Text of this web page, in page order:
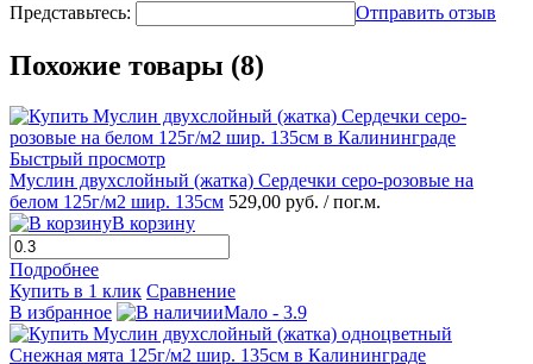
Представьтесь: Отправить отзыв
Похожие товары (8)
Быстрый просмотр
Муслин двухслойный (жатка) Сердечки серо-розовые на
белом 125г/м2 шир. 135см 529,00 руб. / пог.м.
В корзину
Подробнее
Купить в 1 клик Сравнение
В избранное
Мало - 3.9